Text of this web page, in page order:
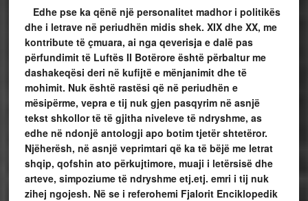
Edhe pse ka qënë një personalitet madhor i politikës
dhe i letrave në periudhën midis shek. XIX dhe XX, me
kontribute të çmuara, ai nga qeverisja e dalë pas
përfundimit të Luftës II Botërore është përbaltur me
dashakeqësi deri në kufijtë e mënjanimit dhe të
mohimit. Nuk është rastësi që në periudhën e
mësipërme, vepra e tij nuk gjen pasqyrim në asnjë
tekst shkollor të të gjitha niveleve të ndryshme, as
edhe në ndonjë antologji apo botim tjetër shtetëror.
Njëherësh, në asnjë veprimtari që ka të bëjë me letrat
shqip, qofshin ato përkujtimore, muaji i letërsisë dhe
arteve, simpoziume të ndryshme etj.etj. emri i tij nuk
zihej ngojesh. Në se i referohemi Fjalorit Enciklopedik